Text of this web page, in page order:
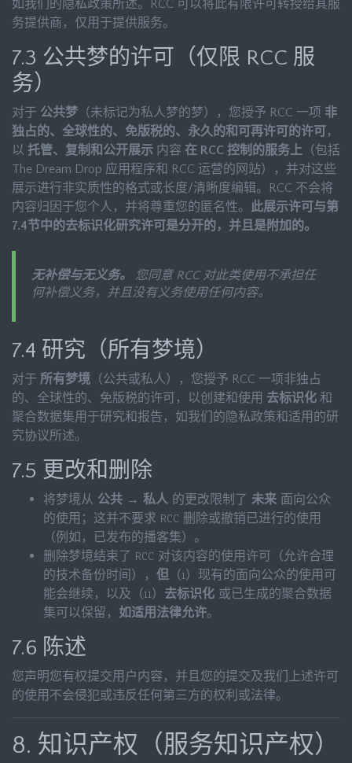
如我们的隐私政策所述。RCC 可以将此有限许可转授给其服
务提供商，仅用于提供服务。
7.3 公共梦的许可（仅限 RCC 服
务）
对于 公共梦 （未标记为私人梦的梦），您授予 RCC 一项 非
独占的、全球性的、免版税的、永久的和可再许可的许可，
以 托管、复制和公开展示 内容 在 RCC 控制的服务上 （包括
The Dream Drop 应用程序和 RCC 运营的网站），并对这些
展示进行非实质性的格式或长度/清晰度编辑。RCC 不会将
内容归因于您个人，并将尊重您的匿名性。 此展示许可与第
7.4节中的去标识化研究许可是分开的，并且是附加的。
无补偿与无义务。
您同意 RCC 对此类使用不承担任
何补偿义务，并且没有义务使用任何内容。
7.4 研究（所有梦境）
对于 所有梦境 （公共或私人），您授予 RCC 一项非独占
的、全球性的、免版税的许可，以创建和使用 去标识化 和
聚合数据集用于研究和报告，如我们的隐私政策和适用的研
究协议所述。
7.5 更改和删除
将梦境从 公共 → 私人 的更改限制了 未来 面向公众
的使用；这并不要求 RCC 删除或撤销已进行的使用
（例如，已发布的播客集）。
删除梦境结束了 RCC 对该内容的使用许可（允许合理
的技术备份时间）， 但 （i）现有的面向公众的使用可
能会继续，以及（ii） 去标识化 或已生成的聚合数据
集可以保留， 如适用法律允许。
7.6 陈述
您声明您有权提交用户内容，并且您的提交及我们上述许可
的使用不会侵犯或违反任何第三方的权利或法律。
8. 知识产权（服务知识产权）